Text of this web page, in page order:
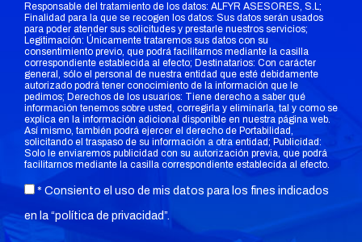
Responsable del tratamiento de los datos: ALFYR ASESORES, S.L;
Finalidad para la que se recogen los datos: Sus datos serán usados
para poder atender sus solicitudes y prestarle nuestros servicios;
Legitimación: Únicamente trataremos sus datos con su
consentimiento previo, que podrá facilitarnos mediante la casilla
correspondiente establecida al efecto; Destinatarios: Con carácter
general, sólo el personal de nuestra entidad que esté debidamente
autorizado podrá tener conocimiento de la información que le
pedimos; Derechos de los usuarios: Tiene derecho a saber qué
información tenemos sobre usted, corregirla y eliminarla, tal y como se
explica en la información adicional disponible en nuestra página web.
Así mismo, también podrá ejercer el derecho de Portabilidad,
solicitando el traspaso de su información a otra entidad; Publicidad:
Solo le enviaremos publicidad con su autorización previa, que podrá
facilitarnos mediante la casilla correspondiente establecida al efecto.
* Consiento el uso de mis datos para los fines indicados
en la “política de privacidad”.